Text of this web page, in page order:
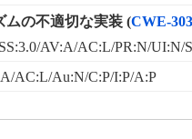
ムの不適切な実装 (CWE-
AV:A/AC:L/PR:N/UI:N/
AC:L/Au:N/C:P/I:P/A:P